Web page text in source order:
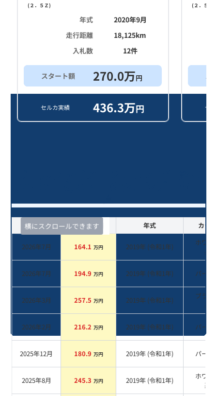
( ２．５Ｚ)
年式
2020年9月
走行距離
18,125km
入札数
12件
スタート額 270.0万円
セルカ実績 436.3万円
( ２．５Ｚ
セ
横にスクロールできます
査定時期 セルカ実績 年式 カラー
2026年7月 164.1 万円 2019年 (令和1年)
ホワイ
系
2026年7月 194.9 万円 2019年 (令和1年) パール
2026年3月 257.5 万円 2019年 (令和1年)
ブラッ
系
2026年2月 216.2 万円 2019年 (令和1年) パール
2025年12月 180.9 万円 2019年 (令和1年) パール
2025年8月 245.3 万円 2019年 (令和1年)
ホワイ
系